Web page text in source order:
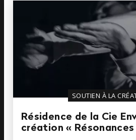
SOUTIEN À LA
Résidence de la Cie
création « Résonances